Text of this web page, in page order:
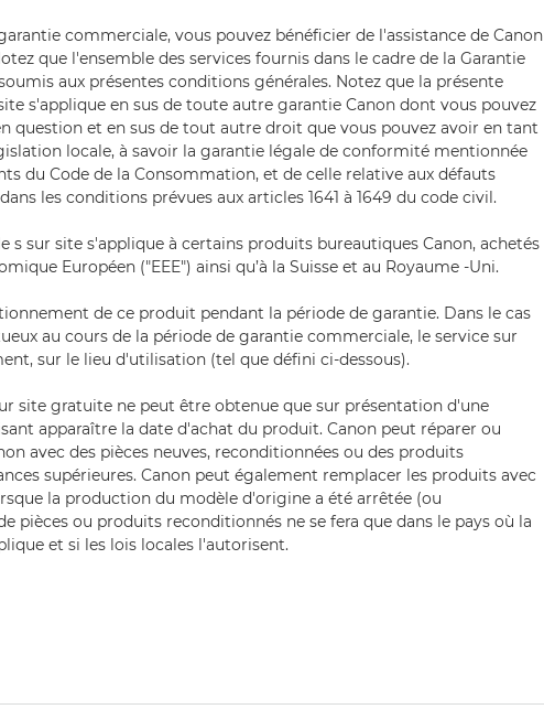
commerciale, vous pouvez bénéficier de l'assistance de Canon
que l'ensemble des services fournis dans le cadre de la Garantie
aux présentes conditions générales. Notez que la présente
s'applique en sus de toute autre garantie Canon dont vous pouvez
question et en sus de tout autre droit que vous pouvez avoir en tant
locale, à savoir la garantie légale de conformité mentionnée
du Code de la Consommation, et de celle relative aux défauts
les conditions prévues aux articles 1641 à 1649 du code civil.
s sur site s'applique à certains produits bureautiques Canon, achetés
Européen ("EEE") ainsi qu’à la Suisse et au Royaume -Uni.
de ce produit pendant la période de garantie. Dans le cas
au cours de la période de garantie commerciale, le service sur
sur le lieu d'utilisation (tel que défini ci-dessous).
site gratuite ne peut être obtenue que sur présentation d'une
apparaître la date d'achat du produit. Canon peut réparer ou
avec des pièces neuves, reconditionnées ou des produits
supérieures. Canon peut également remplacer les produits avec
la production du modèle d'origine a été arrêtée (ou
pièces ou produits reconditionnés ne se fera que dans le pays où la
et si les lois locales l'autorisent.